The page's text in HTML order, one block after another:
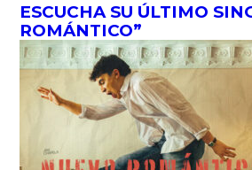
ESCUCHA SU ÚLTIMO
ROMÁNTICO”